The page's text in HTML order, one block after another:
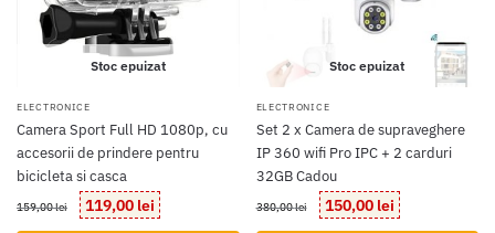
Stoc epuizat
ELECTRONICE
Camera Sport Full HD 1080p, cu
accesorii de prindere pentru
bicicleta si casca
159,00lei
Prețul
inițial
119,00 lei Prețul
curent
Stoc epuizat
ELECTRONICE
Set 2 x Camera de supraveghere
IP 360 wifi Pro IPC + 2 carduri
32GB Cadou
380,00lei
Prețul
inițial
150,00 lei Prețul
curent